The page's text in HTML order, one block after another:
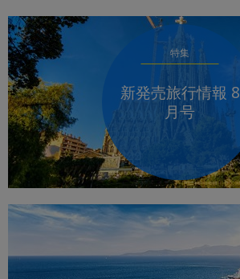
特集
新発売旅行情報 8
月号